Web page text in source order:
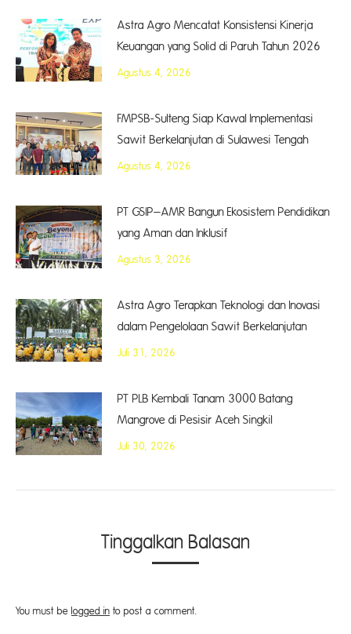
Astra Agro Mencatat Konsistensi Kinerja
Keuangan yang Solid di Paruh Tahun 2026
Agustus 4, 2026
FMPSB-Sulteng Siap Kawal Implementasi
Sawit Berkelanjutan di Sulawesi Tengah
Agustus 4, 2026
PT GSIP–AMR Bangun Ekosistem Pendidikan
yang Aman dan Inklusif
Agustus 3, 2026
Astra Agro Terapkan Teknologi dan Inovasi
dalam Pengelolaan Sawit Berkelanjutan
Juli 31, 2026
PT PLB Kembali Tanam 3000 Batang
Mangrove di Pesisir Aceh Singkil
Juli 30, 2026
Tinggalkan Balasan
You must be logged in to post a comment.